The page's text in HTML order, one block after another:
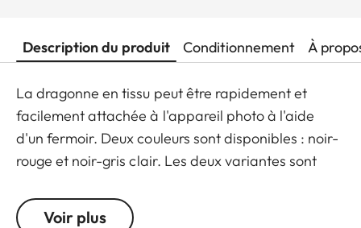
Description du produit Conditionnement À
La dragonne en tissu peut être rapidement et
facilement attachée à l'appareil photo à l'aide
d'un fermoir. Deux couleurs sont disponibles : noir-
rouge et noir-gris clair. Les deux variantes sont
Voir plus